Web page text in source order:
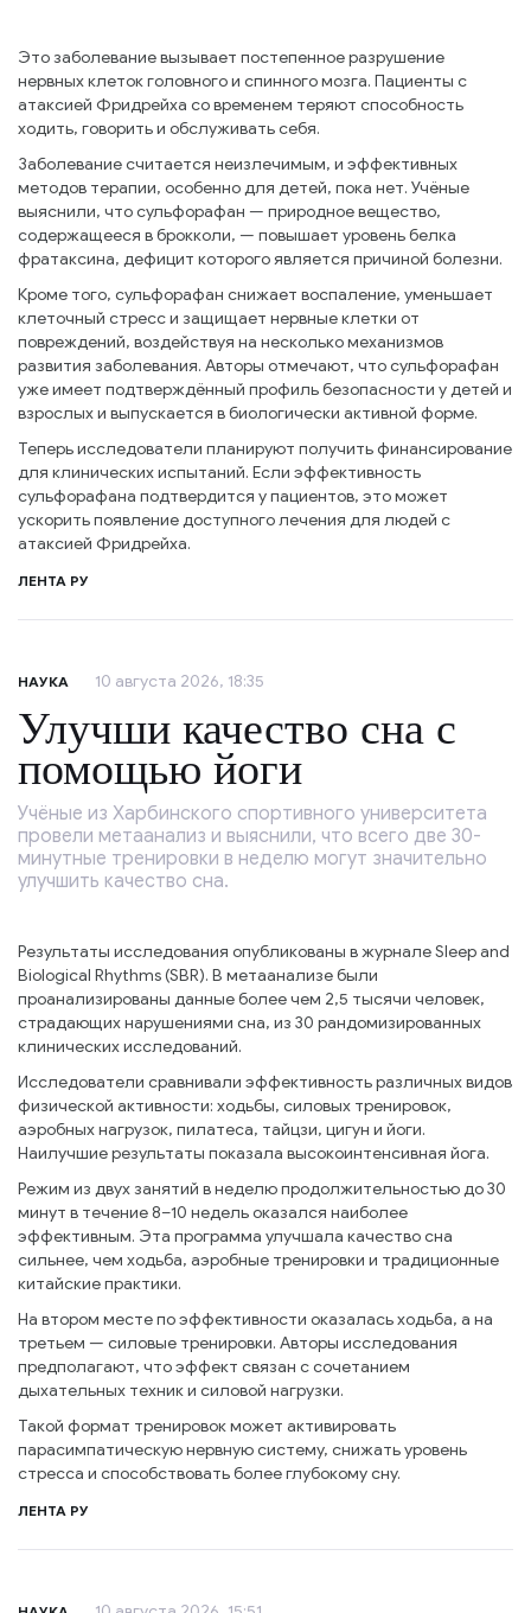
Это заболевание вызывает постепенное разрушение
нервных клеток головного и спинного мозга. Пациенты с
атаксией Фридрейха со временем теряют способность
ходить, говорить и обслуживать себя.
Заболевание считается неизлечимым, и эффективных
методов терапии, особенно для детей, пока нет. Учёные
выяснили, что сульфорафан — природное вещество,
содержащееся в брокколи, — повышает уровень белка
фратаксина, дефицит которого является причиной болезни.
Кроме того, сульфорафан снижает воспаление, уменьшает
клеточный стресс и защищает нервные клетки от
повреждений, воздействуя на несколько механизмов
развития заболевания. Авторы отмечают, что сульфорафан
уже имеет подтверждённый профиль безопасности у детей и
взрослых и выпускается в биологически активной форме.
Теперь исследователи планируют получить финансирование
для клинических испытаний. Если эффективность
сульфорафана подтвердится у пациентов, это может
ускорить появление доступного лечения для людей с
атаксией Фридрейха.
ЛЕНТА РУ
НАУКА 10 августа 2026, 18:35
Улучши качество сна с
помощью йоги
Учёные из Харбинского спортивного университета
провели метаанализ и выяснили, что всего две 30-
минутные тренировки в неделю могут значительно
улучшить качество сна.
Результаты исследования опубликованы в журнале Sleep and
Biological Rhythms (SBR). В метаанализе были
проанализированы данные более чем 2,5 тысячи человек,
страдающих нарушениями сна, из 30 рандомизированных
клинических исследований.
Исследователи сравнивали эффективность различных видов
физической активности: ходьбы, силовых тренировок,
аэробных нагрузок, пилатеса, тайцзи, цигун и йоги.
Наилучшие результаты показала высокоинтенсивная йога.
Режим из двух занятий в неделю продолжительностью до 30
минут в течение 8–10 недель оказался наиболее
эффективным. Эта программа улучшала качество сна
сильнее, чем ходьба, аэробные тренировки и традиционные
китайские практики.
На втором месте по эффективности оказалась ходьба, а на
третьем — силовые тренировки. Авторы исследования
предполагают, что эффект связан с сочетанием
дыхательных техник и силовой нагрузки.
Такой формат тренировок может активировать
парасимпатическую нервную систему, снижать уровень
стресса и способствовать более глубокому сну.
ЛЕНТА РУ